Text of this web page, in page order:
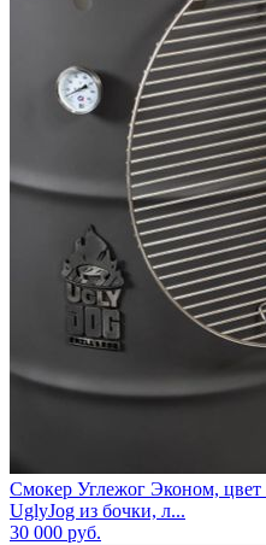
Смокер Углежог Эконом,
UglyJog из бочки, л...
30 000 руб.